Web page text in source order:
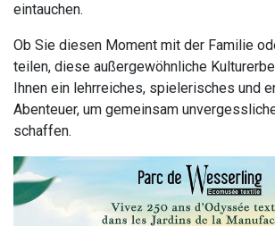
eintauchen.
Ob Sie diesen Moment mit der Familie
teilen, diese außergewöhnliche
Ihnen ein lehrreiches, spielerisches und
Abenteuer, um gemeinsam
schaffen.